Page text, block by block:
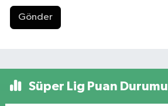
Gönder
Süper Lig Puan Durumu